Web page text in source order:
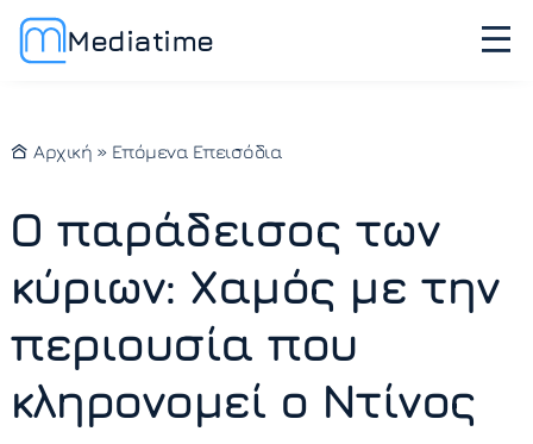
Mediatime
Αρχική » Επόμενα Επεισόδια
Ο παράδεισος των
κύριων: Χαμός με την
περιουσία που
κληρονομεί ο Ντίνος